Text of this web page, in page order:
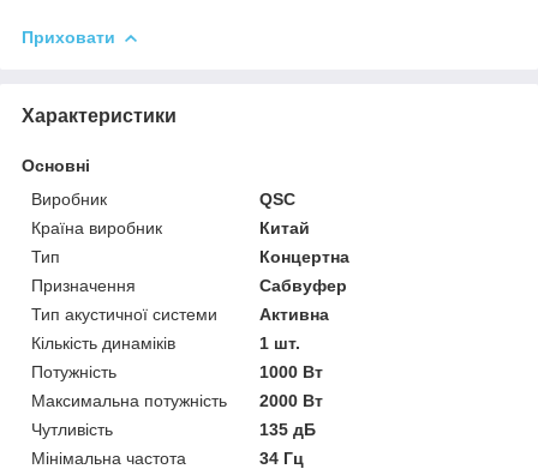
Приховати
Характеристики
Основні
Виробник
QSC
Країна виробник
Китай
Тип
Концертна
Призначення
Сабвуфер
Тип акустичної системи
Активна
Кількість динаміків
1 шт.
Потужність
1000 Вт
Максимальна потужність
2000 Вт
Чутливість
135 дБ
Мінімальна частота
34 Гц